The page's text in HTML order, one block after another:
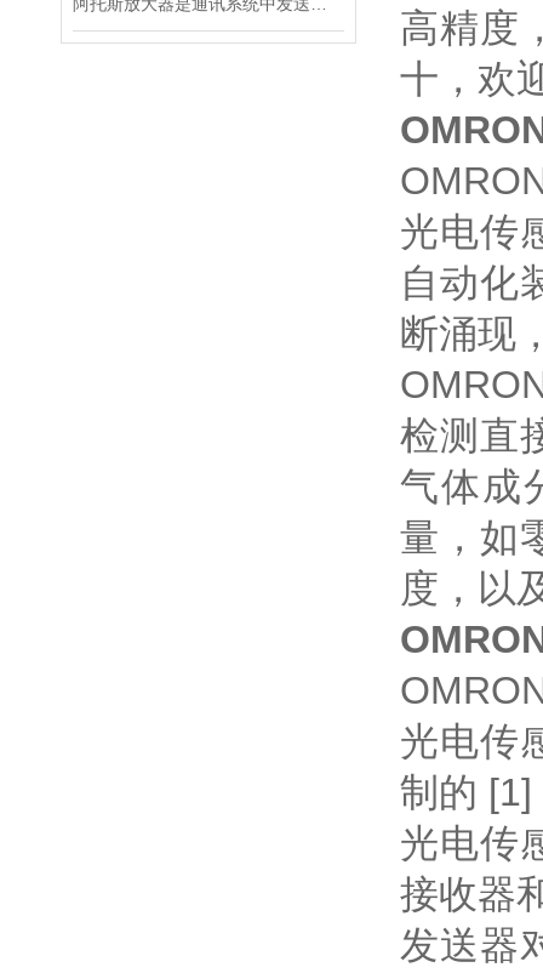
高精度
十，欢
光电传
自动化
断涌现
检测直
气体成
量，如
度，以
光电传
制的
光电传
接收器
发送器